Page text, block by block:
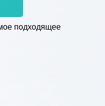
подходящее